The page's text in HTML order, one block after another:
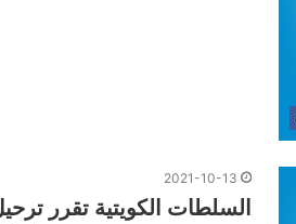
2021-10-13
السلطات الكويتية تقرر